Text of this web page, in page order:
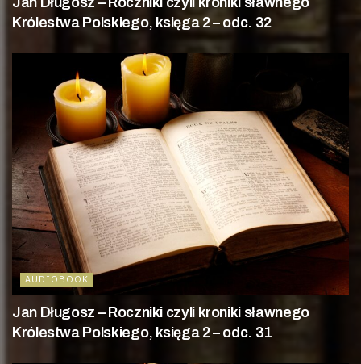
Królestwa Polskiego, księga 2 – odc. 32
AUDIOBOOK
Jan Długosz – Roczniki czyli kroniki sławnego
Królestwa Polskiego, księga 2 – odc. 31